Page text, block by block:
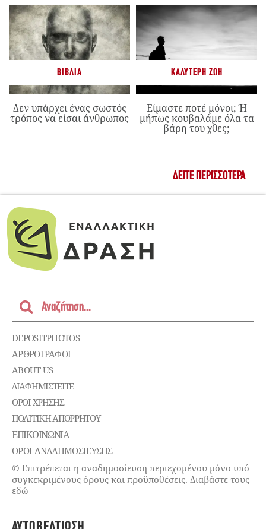
ΒΙΒΛΊΑ
Δεν υπάρχει ένας σωστός
τρόπος να είσαι άνθρωπος
ΚΑΛΎΤΕΡΗ ΖΩΉ
Είμαστε ποτέ μόνοι; Ή
μήπως κουβαλάμε όλα τα
βάρη του χθες;
ΔΕΊΤΕ ΠΕΡΙΣΣΌΤΕΡΑ
DEPOSITPHOTOS
ΑΡΘΡΟΓΡΑΦΟΙ
ABOUT US
ΔΙΑΦΗΜΙΣΤΕΊΤΕ
ΌΡΟΙ ΧΡΉΣΗΣ
ΠΟΛΙΤΙΚΉ ΑΠΟΡΡΉΤΟΥ
ΕΠΙΚΟΙΝΩΝΊΑ
ΌΡΟΙ ΑΝΑΔΗΜΟΣΙΕΥΣΗΣ
© Επιτρέπεται η αναδημοσίευση περιεχομένου μόνο υπό
συγκεκριμένους όρους και προϋποθέσεις. Διαβάστε τους
εδώ